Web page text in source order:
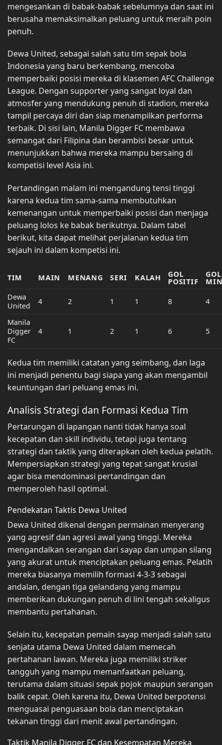
mengesankan di babak-babak sebelumnya dan saat ini
berusaha memaksimalkan peluang untuk meraih poin
penuh.
Dewa United, sebagai salah satu tim sepak bola
Indonesia yang baru berkembang, mencoba
memperbaiki posisi mereka di klasemen AFC Challenge
League. Dengan supporter yang sangat loyal dan
atmosfer yang mendukung penuh di stadion, mereka
tampil percaya diri dan siap menampilkan performa
terbaik. Di sisi lain, Manila Digger FC membawa
semangat dari Filipina dan berambisi besar untuk
menunjukkan bahwa mereka mampu bersaing di
kompetisi level Asia ini.
Pertandingan malam ini mengandung tensi tinggi
karena kedua tim sama-sama membutuhkan
kemenangan untuk memperbaiki posisi dan menjaga
peluang lolos ke babak berikutnya. Dalam tabel
berikut, kita dapat melihat perjalanan kedua tim
sejauh ini dalam kompetisi ini.
TIM MAIN MENANG SERI KALAH GOL
POSITIF
GOL
Dewa
United
4 2 1 1 8 4
Manila
Digger
FC
4 1 2 1 6 5
Kedua tim memiliki catatan yang seimbang, dan laga
ini menjadi penentu bagi siapa yang akan mengambil
keuntungan dari peluang emas ini.
Analisis Strategi dan Formasi Kedua Tim
Pertarungan di lapangan nanti tidak hanya soal
kecepatan dan skill individu, tetapi juga tentang
strategi dan taktik yang diterapkan oleh kedua pelatih.
Mempersiapkan strategi yang tepat sangat krusial
agar bisa mendominasi pertandingan dan
memperoleh hasil optimal.
Pendekatan Taktis Dewa United
Dewa United dikenal dengan permainan menyerang
yang agresif dan agresi awal yang tinggi. Mereka
mengandalkan serangan dari sayap dan umpan silang
yang akurat untuk menciptakan peluang emas. Pelatih
mereka biasanya memilih formasi 4-3-3 sebagai
andalan, dengan tiga gelandang yang mampu
memberikan dukungan penuh di lini tengah sekaligus
membantu pertahanan.
Selain itu, kecepatan pemain sayap menjadi salah satu
senjata utama Dewa United dalam memecah
pertahanan lawan. Mereka juga memiliki striker
tangguh yang mampu memanfaatkan peluang,
terutama dalam situasi sepak pojok maupun serangan
balik cepat. Oleh karena itu, Dewa United berpotensi
menguasai penguasaan bola dan menciptakan
tekanan tinggi dari menit awal pertandingan.
Taktik Manila Digger FC dan Kesempatan Mereka